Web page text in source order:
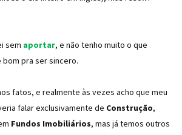
sem aportar, e não tenho muito o que
bom pra ser sincero.
fatos, e realmente às vezes acho que meu
falar exclusivamente de Construção,
Fundos Imobiliários, mas já temos outros